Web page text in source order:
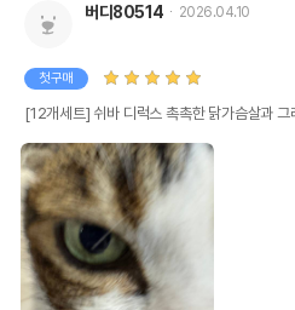
버디80514 2026.04.10
첫구매
[12개세트] 쉬바 디럭스 촉촉한 닭가슴살과